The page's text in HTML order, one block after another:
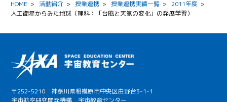
HOME > 活動紹介 > 授業連携 > 授業連携実績一覧 > 2011年度 >
人工衛星からみた地球（理科：「台風と天気の変化」の発展学習）
〒252-5210 神奈川県相模原市中央区由野台3-1-1
宇宙航空研究開発機構 宇宙教育センター